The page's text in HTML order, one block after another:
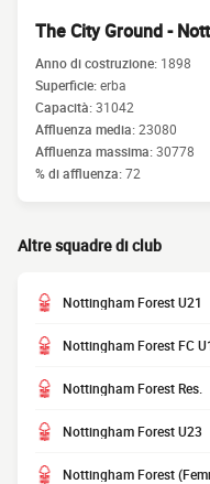
The City Ground -
Anno di costruzione: 1898
Superficie:erba
Capacità:31042
Affluenza media:23080
Affluenza massima:30778
% di affluenza:72
Altre squadre di club
Nottingham Forest U21
Nottingham Forest FC
Nottingham Forest Res.
Nottingham Forest U23
Nottingham Forest